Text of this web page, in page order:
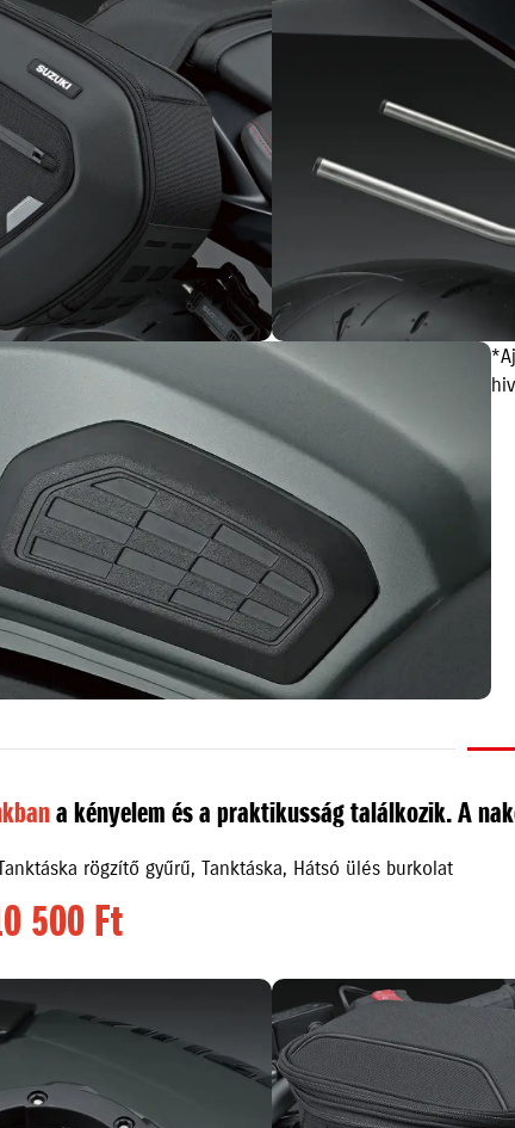
a kényelem és a praktikusság találkozik. A
rögzítő gyűrű, Tanktáska, Hátsó ülés burkolat
500 Ft